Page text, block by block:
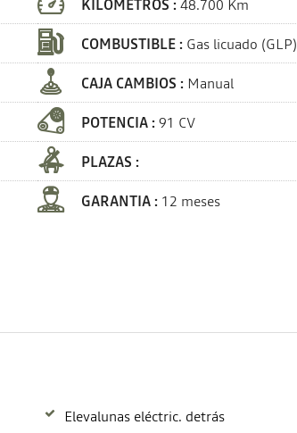
KILÓMETROS :48.700 Km
COMBUSTIBLE : Gas licuado (GLP)
CAJA CAMBIOS : Manual
POTENCIA :91 CV
PLAZAS :
GARANTIA : 12 meses
Elevalunas eléctric. detrás